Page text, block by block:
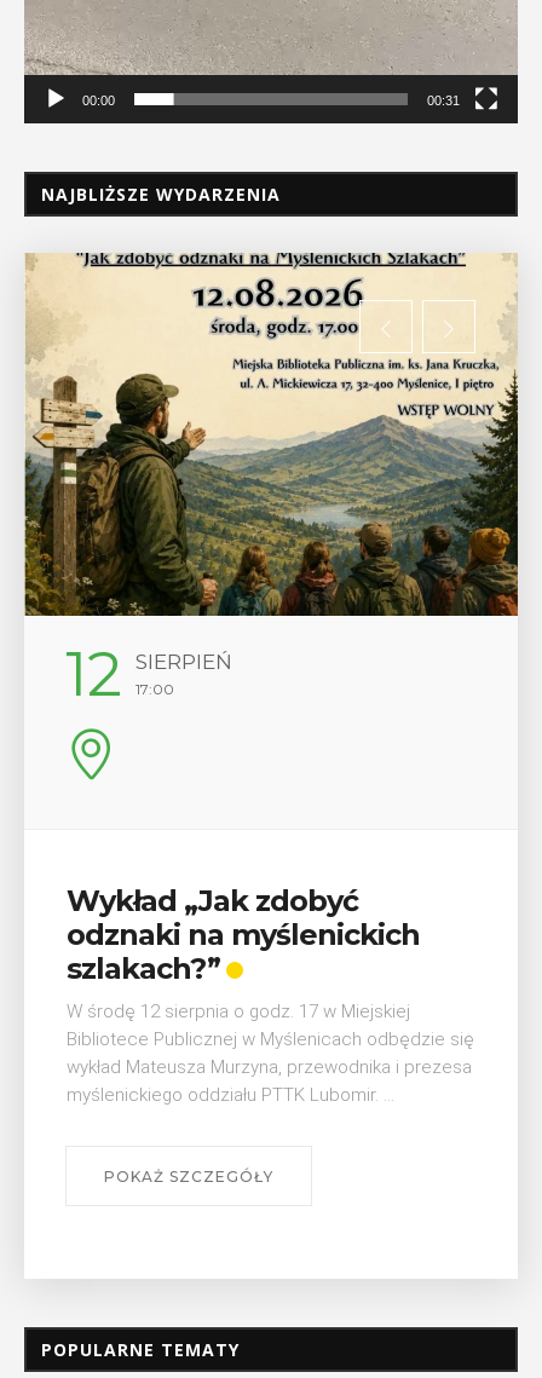
00:00 00:31
NAJBLIŻSZE WYDARZENIA
29 SIERPIEŃ
08:00 - 18:00
V Turniej Myślimira.
Mieszczanie i rzemieślnicy
W ostatni weekend wakacji, czyli 29-30 sierpnia w
Myślenicach odbędzie się piąta edycja Turnieju
Myślimira. Wydarzenie organizowane przez
Muzeum Niepodległości w Myślenicach odbędzie
się na ...
POKAŻ SZCZEGÓŁY
POPULARNE TEMATY